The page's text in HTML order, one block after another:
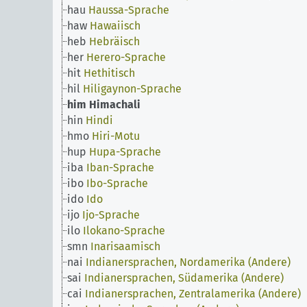
hau Haussa-Sprache
haw Hawaiisch
heb Hebräisch
her Herero-Sprache
hit Hethitisch
hil Hiligaynon-Sprache
him Himachali
hin Hindi
hmo Hiri-Motu
hup Hupa-Sprache
iba Iban-Sprache
ibo Ibo-Sprache
ido Ido
ijo Ijo-Sprache
ilo Ilokano-Sprache
smn Inarisaamisch
nai Indianersprachen, Nordamerika (Andere)
sai Indianersprachen, Südamerika (Andere)
cai Indianersprachen, Zentralamerika (Andere)